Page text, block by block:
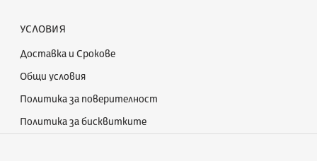
УСЛОВИЯ
Доставка и Срокове
Общи условия
Политика за поверителност
Политика за бисквитките